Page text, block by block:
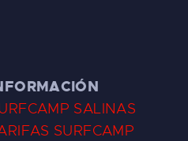
SALINAS
SURFCAMP